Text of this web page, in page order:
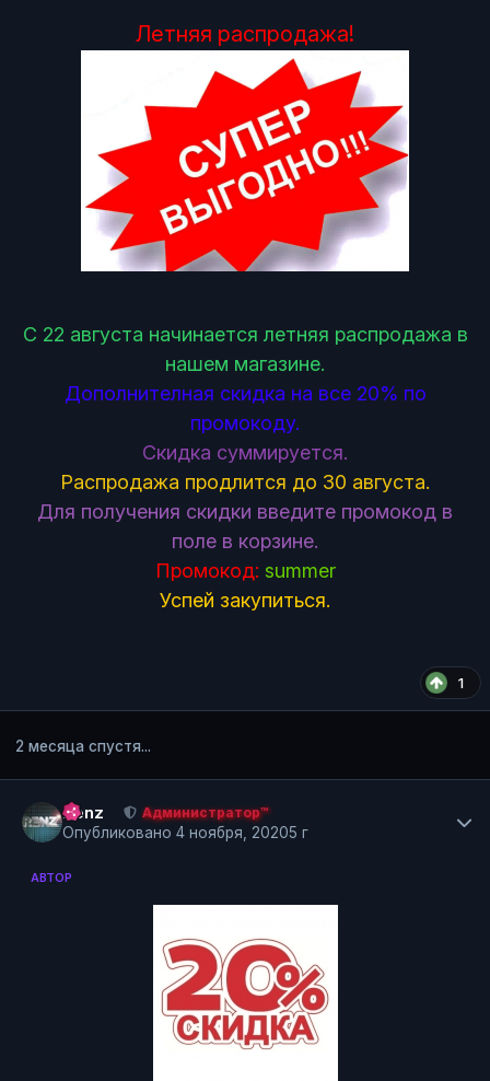
Летняя распродажа!
С 22 августа начинается летняя распродажа в
нашем магазине.
Дополнителная скидка на все 20% по
промокоду.
Скидка суммируется.
Распродажа продлится до 30 августа.
Для получения скидки введите промокод в
поле в корзине.
Промокод: summer
Успей закупиться.
1
2 месяца спустя...
Renz Администратор™
Опубликовано 4 ноября, 20205 г
АВТОР